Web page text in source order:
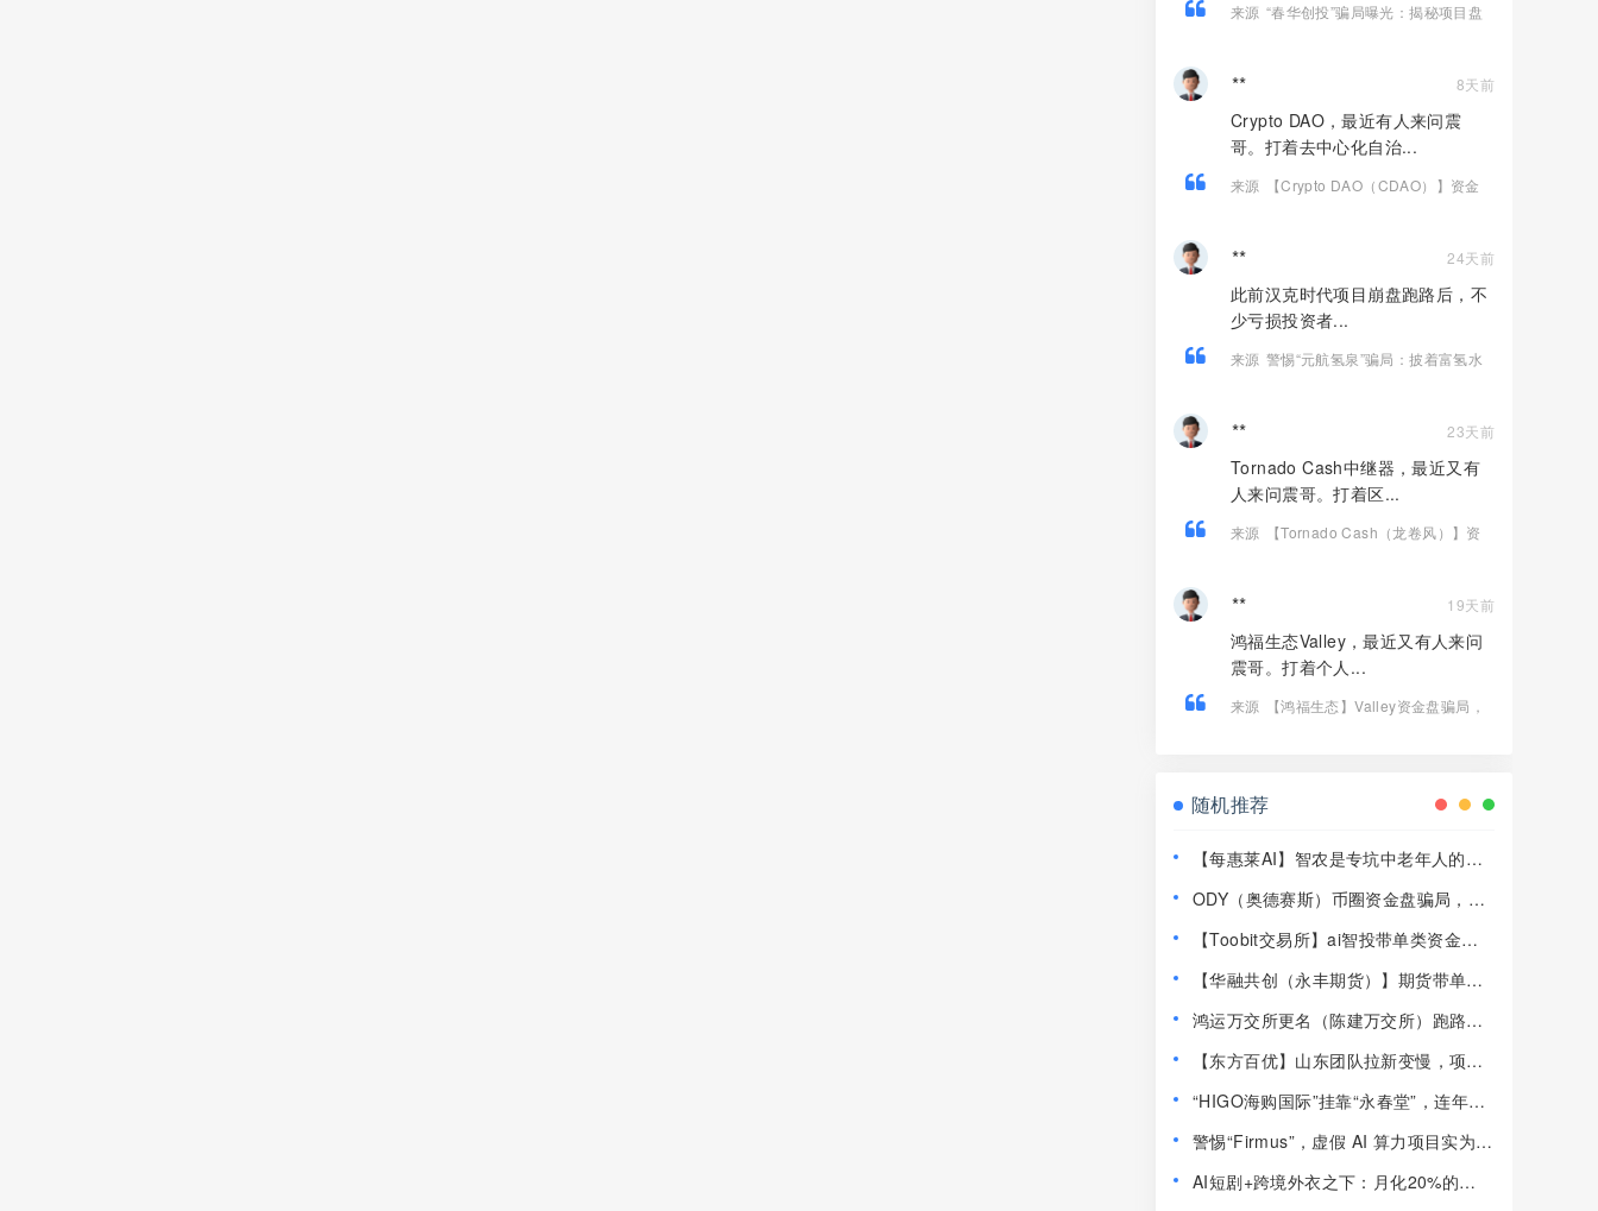
来源 “春华创投”骗局曝光：揭秘项目盘
** 8天前
Crypto DAO，最近有人来问震
哥。打着去中心化自治...
来源
【Crypto DAO（CDAO）】资金
** 24天前
此前汉克时代项目崩盘跑路后，不
少亏损投资者...
来源 警惕“元航氢泉”骗局：披着富氢水
** 23天前
Tornado Cash中继器，最近又有
人来问震哥。打着区...
来源
【Tornado Cash（龙卷风）】资
** 19天前
鸿福生态Valley，最近又有人来问
震哥。打着个人...
来源
【鸿福生态】Valley资金盘骗局，
随机推荐
【每惠莱AI】智农是专坑中老年人的农
ODY（奥德赛斯）币圈资金盘骗局，14
【Toobit交易所】ai智投带单类资金盘
离！
【华融共创（永丰期货）】期货带单类
鸿运万交所更名（陈建万交所）跑路前
踩！
【东方百优】山东团队拉新变慢，项目
骨”！
“HIGO海购国际”挂靠“永春堂”，连年亏
人！
警惕“Firmus”，虚假 AI 算力项目实为庞
AI短剧+跨境外衣之下：月化20%的